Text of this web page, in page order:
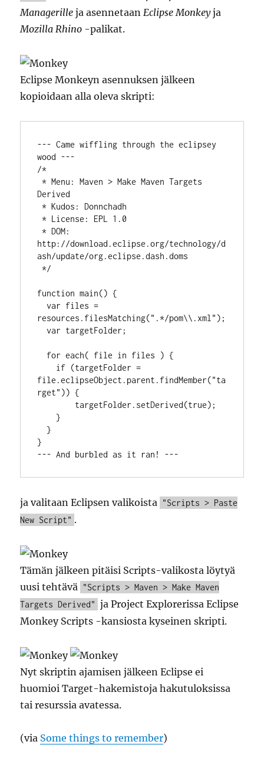
Managerille ja asennetaanEclipse Monkeyja
Mozilla Rhino -palikat.
Eclipse Monkeyn asennuksen jälkeen
kopioidaan alla oleva skripti:
--- Came wiffling through the eclipsey
wood ---
/*
* Menu: Maven > Make Maven Targets
Derived
* Kudos: Donnchadh
* License: EPL 1.0
* DOM:
http://download.eclipse.org/technology/d
ash/update/org.eclipse.dash.doms
*/
function main() {
  var files =
resources.filesMatching(".*/pom\\.xml");
  var targetFolder;
file.eclipseObject.parent.findMember("ta
rget")) {
    }
  }
}
ja valitaan Eclipsen valikoista
"Scripts > Paste
New Script" .
Tämän jälkeen pitäisi Scripts-valikosta löytyä
uusi tehtävä "Scripts > Maven > Make Maven
Targets Derived" ja Project Explorerissa Eclipse
Monkey Scripts -kansiosta kyseinen skripti.
Nyt skriptin ajamisen jälkeen Eclipse ei
huomioi Target-hakemistoja hakutuloksissa
tai resurssia avatessa.
(via Some things to remember)